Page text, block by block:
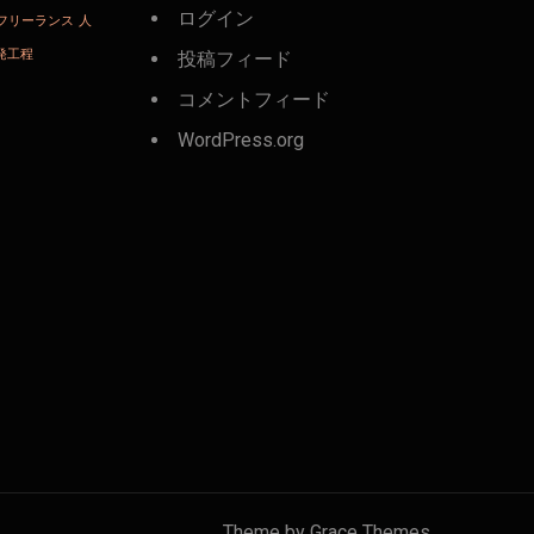
リーランス 人
工程
ログイン
投稿フィード
コメントフィード
WordPress.org